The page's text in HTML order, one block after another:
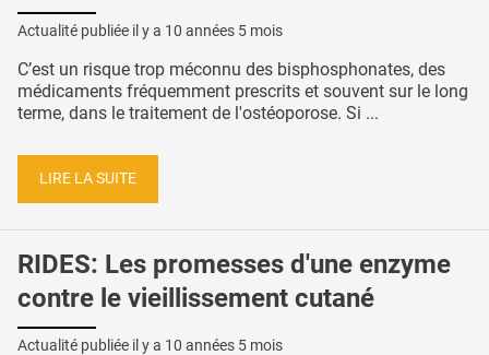
Actualité publiée il y a 10 années 5 mois
C’est un risque trop méconnu des bisphosphonates, des
médicaments fréquemment prescrits et souvent sur le long
terme, dans le traitement de l'ostéoporose. Si ...
LIRE LA SUITE
RIDES: Les promesses d'une enzyme
contre le vieillissement cutané
Actualité publiée il y a 10 années 5 mois